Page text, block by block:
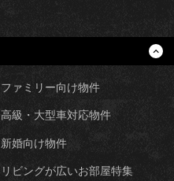
ファミリー向け物件
高級・大型車対応物件
新婚向け物件
リビングが広いお部屋特集